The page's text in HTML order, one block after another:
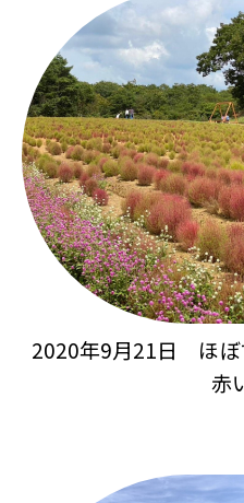
2020年9月21日 ほぼ
赤